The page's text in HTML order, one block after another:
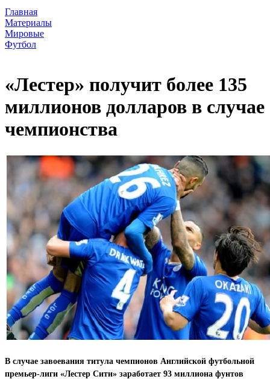
Главная
Материалы
Мировые
Футбол
«Лестер» получит более 135
миллионов долларов в случае
чемпионства
В случае завоевания титула чемпионов Английской футбольной
премьер-лиги «Лестер Сити» заработает 93 миллиона фунтов